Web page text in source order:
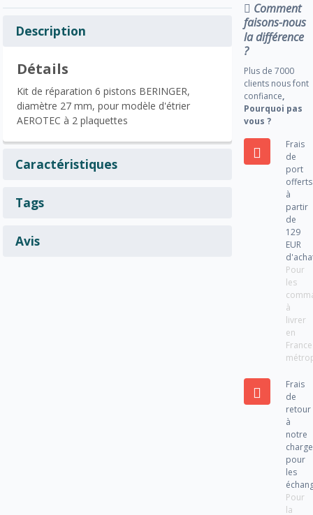
Description
Détails
Kit de réparation 6 pistons BERINGER,
diamètre 27 mm, pour modèle d'étrier
AEROTEC à 2 plaquettes
Caractéristiques
Tags
Avis
Comment
faisons-nous
la différence
?
Plus de 7000
clients nous font
confiance,
Pourquoi pas
vous ?
Frais
de
port
offerts
à
partir
de
129
EUR
Pour
les
à
livrer
en
France
Frais
de
retour
à
notre
charge
pour
les
Pour
la